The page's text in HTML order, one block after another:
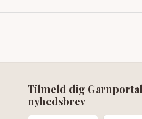
Tilmeld dig
nyhedsbrev